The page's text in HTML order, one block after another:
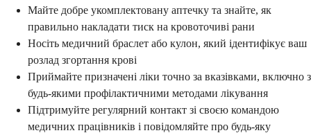
Майте добре укомплектовану аптечку та знайте, як
правильно накладати тиск на кровоточиві рани
Носіть медичний браслет або кулон, який ідентифікує ваш
розлад згортання крові
Приймайте призначені ліки точно за вказівками, включно з
будь-якими профілактичними методами лікування
Підтримуйте регулярний контакт зі своєю командою
медичних працівників і повідомляйте про будь-яку